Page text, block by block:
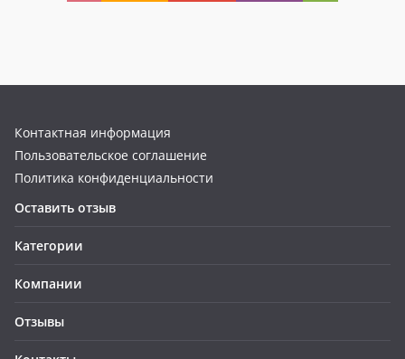
Контактная информация
Пользовательское соглашение
Политика конфиденциальности
Оставить отзыв
Категории
Компании
Отзывы